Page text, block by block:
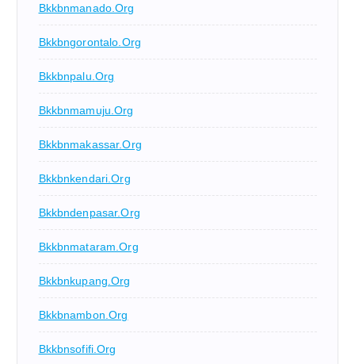
Bkkbnmanado.org
Bkkbngorontalo.org
Bkkbnpalu.org
Bkkbnmamuju.org
Bkkbnmakassar.org
Bkkbnkendari.org
Bkkbndenpasar.org
Bkkbnmataram.org
Bkkbnkupang.org
Bkkbnambon.org
Bkkbnsofifi.org